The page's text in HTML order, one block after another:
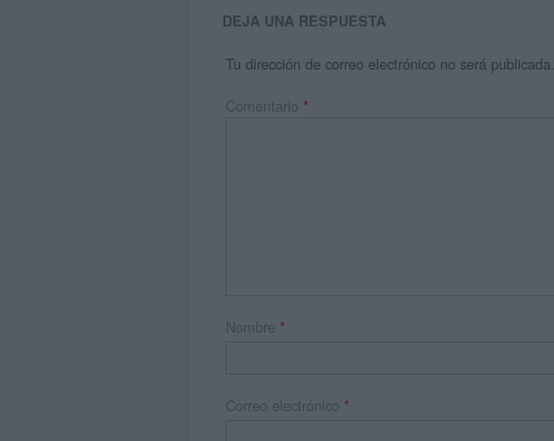
DEJA UNA RESPUESTA
Tu dirección de correo electrónico no será publicada.
Comentario *
Nombre *
Correo electrónico *